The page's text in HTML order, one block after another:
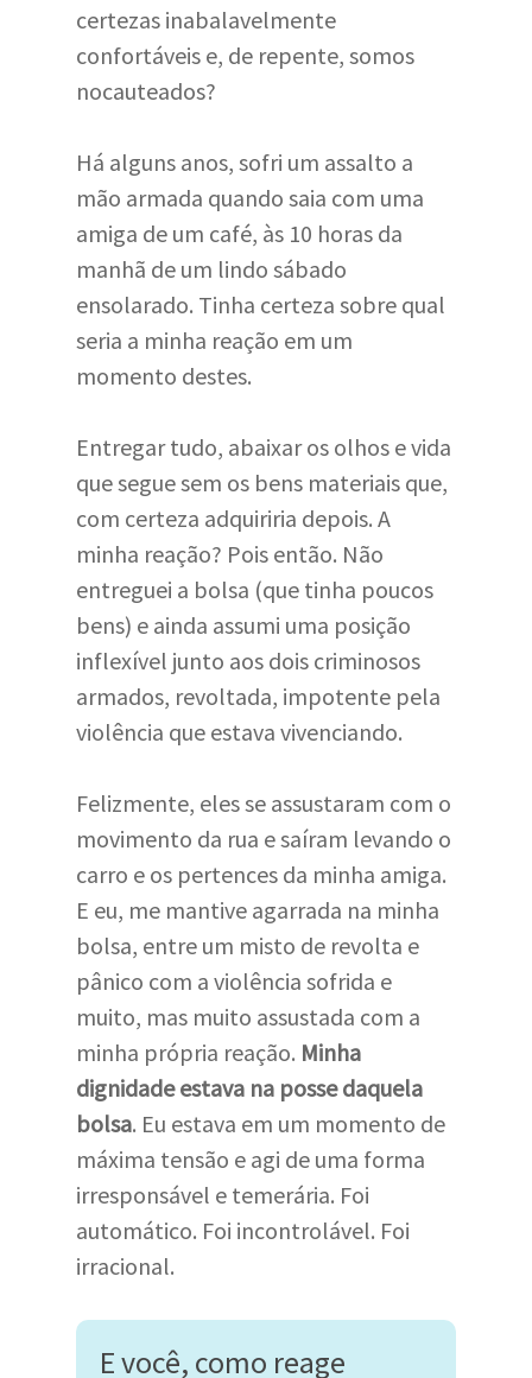
certezas inabalavelmente
confortáveis e, de repente, somos
nocauteados?
Há alguns anos, sofri um assalto a
mão armada quando saia com uma
amiga de um café, às 10 horas da
manhã de um lindo sábado
ensolarado. Tinha certeza sobre qual
seria a minha reação em um
momento destes.
Entregar tudo, abaixar os olhos e vida
que segue sem os bens materiais que,
com certeza adquiriria depois. A
minha reação? Pois então. Não
entreguei a bolsa (que tinha poucos
bens) e ainda assumi uma posição
inflexível junto aos dois criminosos
armados, revoltada, impotente pela
violência que estava vivenciando.
Felizmente, eles se assustaram com o
movimento da rua e saíram levando o
carro e os pertences da minha amiga.
E eu, me mantive agarrada na minha
bolsa, entre um misto de revolta e
pânico com a violência sofrida e
muito, mas muito assustada com a
minha própria reação. Minha
dignidade estava na posse daquela
bolsa. Eu estava em um momento de
máxima tensão e agi de uma forma
irresponsável e temerária. Foi
automático. Foi incontrolável. Foi
irracional.
E você, como reage